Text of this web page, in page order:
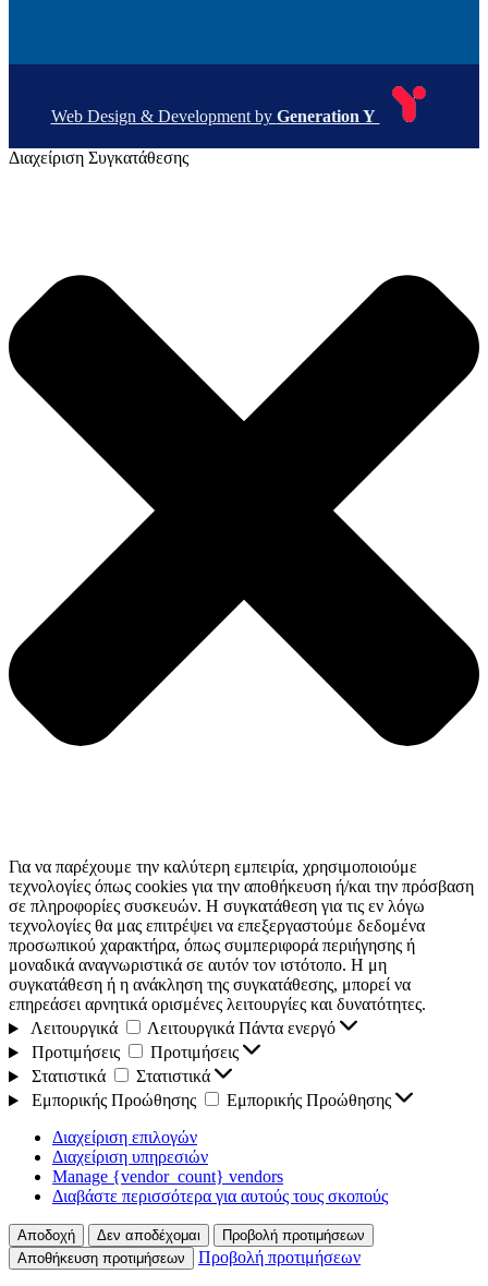
Web Design & Development by Generation Y
Διαχείριση Συγκατάθεσης
Για να παρέχουμε την καλύτερη εμπειρία, χρησιμοποιούμε
τεχνολογίες όπως cookies για την αποθήκευση ή/και την πρόσβαση
σε πληροφορίες συσκευών. Η συγκατάθεση για τις εν λόγω
τεχνολογίες θα μας επιτρέψει να επεξεργαστούμε δεδομένα
προσωπικού χαρακτήρα, όπως συμπεριφορά περιήγησης ή
μοναδικά αναγνωριστικά σε αυτόν τον ιστότοπο. Η μη
συγκατάθεση ή η ανάκληση της συγκατάθεσης, μπορεί να
επηρεάσει αρνητικά ορισμένες λειτουργίες και δυνατότητες.
Λειτουργικά
Λειτουργικά Πάντα ενεργό
Προτιμήσεις
Προτιμήσεις
Στατιστικά
Στατιστικά
Εμπορικής Προώθησης
Εμπορικής Προώθησης
Διαχείριση επιλογών
Διαχείριση υπηρεσιών
Manage {vendor_count} vendors
Διαβάστε περισσότερα για αυτούς τους σκοπούς
Αποδοχή Δεν αποδέχομαι
Προβολή προτιμήσεων
Αποθήκευση προτιμήσεων
Προβολή προτιμήσεων